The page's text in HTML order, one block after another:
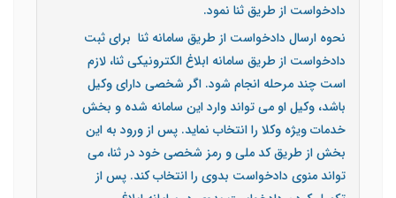
دادخواست از طریق ثنا نمود.
نحوه ارسال دادخواست از طریق سامانه ثنا برای ثبت
دادخواست از طریق سامانه ابلاغ الکترونیکی ثنا، لازم
است چند مرحله انجام شود. اگر شخصی دارای وکیل
باشد، وکیل او می تواند وارد این سامانه شده و بخش
خدمات ویژه وکلا را انتخاب نماید. پس از ورود به این
بخش از طریق کد ملی و رمز شخصی خود در ثنا، می
تواند منوی دادخواست بدوی را انتخاب کند. پس از